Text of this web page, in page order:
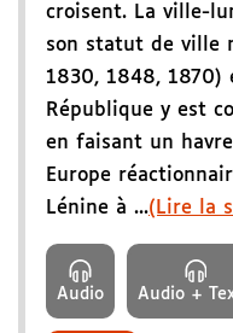
croisent. La ville-
son statut de ville
1830, 1848,
République y est
en faisant un
Europe
Lénine à ...(Lire la
Audio Audio +